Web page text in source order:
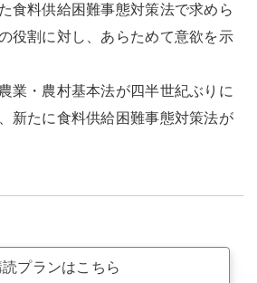
食料供給困難事態対策法で求めら
役割に対し、あらためて意欲を示
業・農村基本法が四半世紀ぶりに
新たに食料供給困難事態対策法が
読プランはこちら